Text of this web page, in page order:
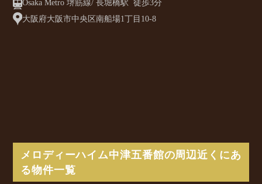
Osaka Metro 堺筋線/ 長堀橋駅 徒歩3分
大阪府大阪市中央区南船場1丁目10-8
メロディーハイム中津五番館の周辺近くにあ
る物件一覧